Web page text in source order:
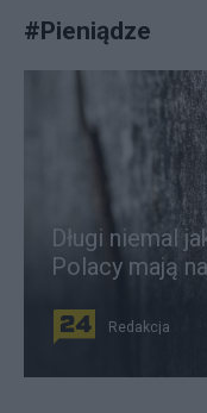
#Pieniądze
Długi niemal
Polacy mają
Redakcja